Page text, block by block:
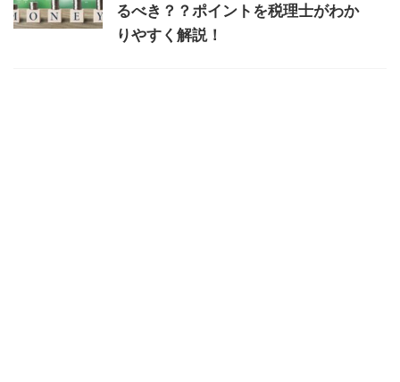
るべき？？ポイントを税理士がわか
りやすく解説！